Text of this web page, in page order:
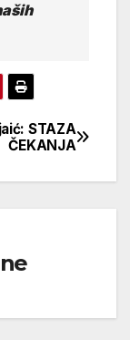
STAZA
ČEKANJA